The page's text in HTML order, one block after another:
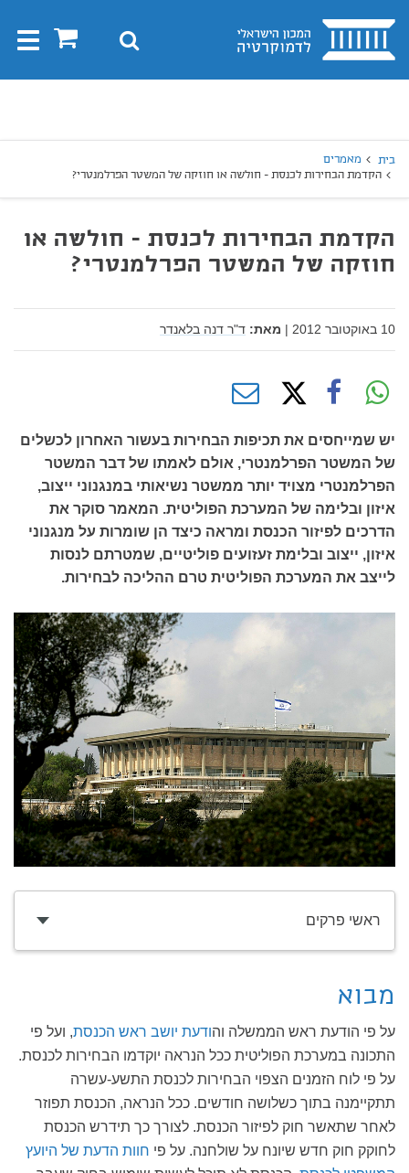
בית 0 חיפוש
בית
מאמרים
הקדמת הבחירות לכנסת - חולשה או חוזקה של המשטר הפרלמנטרי?
הקדמת הבחירות לכנסת - חולשה או
חוזקה של המשטר הפרלמנטרי?
10 באוקטובר 2012 | מאת: ד"ר דנה בלאנדר
יש שמייחסים את תכיפות הבחירות בעשור האחרון לכשלים
של המשטר הפרלמנטרי, אולם לאמתו של דבר המשטר
הפרלמנטרי מצויד יותר ממשטר נשיאותי במנגנוני ייצוב,
איזון ובלימה של המערכת הפוליטית. המאמר סוקר את
הדרכים לפיזור הכנסת ומראה כיצד הן שומרות על מנגנוני
איזון, ייצוב ובלימת זעזועים פוליטיים, שמטרתם לנסות
לייצב את המערכת הפוליטית טרם ההליכה לבחירות.
ראשי פרקים
מבוא
על פי הודעת ראש הממשלה והודעת יושב ראש הכנסת, ועל פי
התכונה במערכת הפוליטית ככל הנראה יוקדמו הבחירות לכנסת.
על פי לוח הזמנים הצפוי הבחירות לכנסת התשע-עשרה
תתקיימנה בתוך כשלושה חודשים. ככל הנראה, הכנסת תפוזר
לאחר שתאשר חוק לפיזור הכנסת. לצורך כך תידרש הכנסת
לחוקק חוק חדש שיונח על שולחנה. על פי חוות הדעת של היועץ